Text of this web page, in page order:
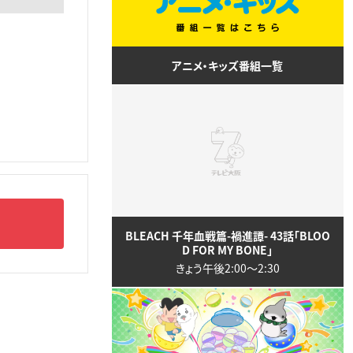
アニメ・キッズ番組一覧
BLEACH 千年血戦篇-禍進譚- 43話「BLOO
D FOR MY BONE」
きょう午後2:00〜2:30